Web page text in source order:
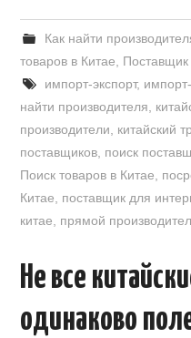
Как найти
товаров в Китае
Поставщик
импорт-экспорт,
найти производителя
производители
китайский
поставщиков поиск
Поиск товаров в Китае
Китае
поставщик для
китае
прямой
Не все
одинаково